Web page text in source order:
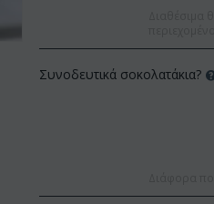
Συνοδευτικά σοκολατάκια?